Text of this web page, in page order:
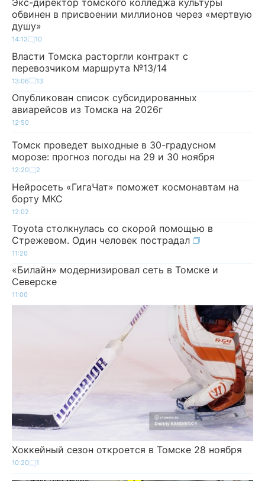
Экс-директор томского колледжа культуры
обвинен в присвоении миллионов через «мертвую
душу»
14:13 10
Власти Томска расторгли контракт с
перевозчиком маршрута №13/14
13:06 13
Опубликован список субсидированных
авиарейсов из Томска на 2026г
12:50
Томск проведет выходные в 30-градусном
морозе: прогноз погоды на 29 и 30 ноября
12:20 2
Нейросеть «ГигаЧат» поможет космонавтам на
борту МКС
12:02
Toyota столкнулась со скорой помощью в
Стрежевом. Один человек пострадал
11:20
«Билайн» модернизировал сеть в Томске и
Северске
11:00
Хоккейный сезон откроется в Томске 28 ноября
10:20 1